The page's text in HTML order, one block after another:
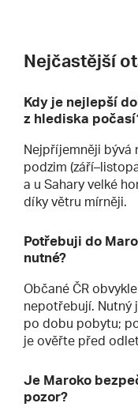
Nejčastější
Kdy je nejlepší
z hlediska
Nejpříjemněji bývá
podzim
a u Sahary velké
díky větru mírněji.
Potřebuji do
nutné?
Občané ČR
nepotřebují. Nutný
po dobu pobytu;
je ověřte před
Je Maroko
pozor?